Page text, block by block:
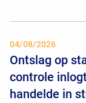
04/08/2026
Ontslag op
controle
handelde in